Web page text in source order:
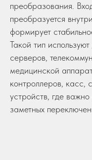
преобразования.
преобразуется
формирует
Такой тип используют
серверов,
медицинской
контроллеров, касс,
устройств, где
заметных